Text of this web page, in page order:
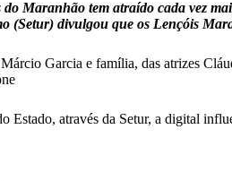
Maranhão tem atraído cada vez
(Setur) divulgou que os Lençóis
Garcia e família, das atrizes
Estado, através da Setur, a digital